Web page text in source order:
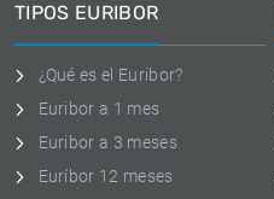
TIPOS EURIBOR
¿Qué es el Euribor?
Euribor a 1 mes
Euribor a 3 meses
Euríbor 12 meses